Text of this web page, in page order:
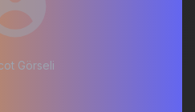
Görseli